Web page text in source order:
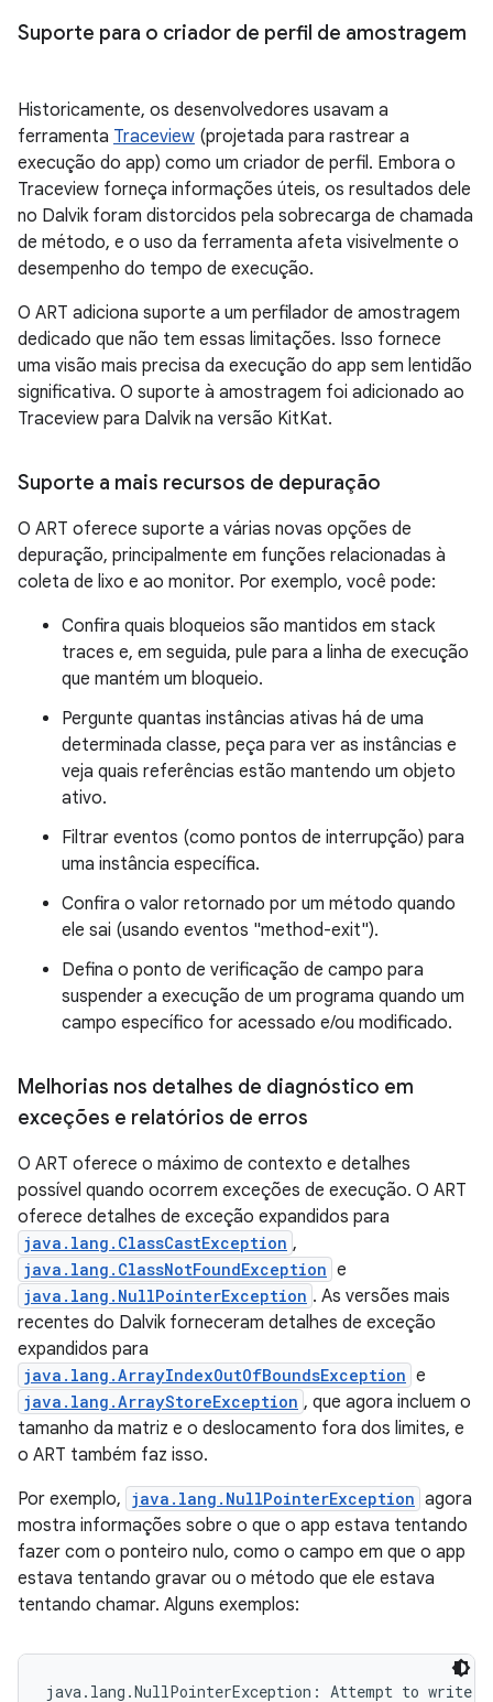
Suporte para o criador de perfil de amostragem
Historicamente, os desenvolvedores usavam a
ferramenta Traceview (projetada para rastrear a
execução do app) como um criador de perfil. Embora o
Traceview forneça informações úteis, os resultados dele
no Dalvik foram distorcidos pela sobrecarga de chamada
de método, e o uso da ferramenta afeta visivelmente o
desempenho do tempo de execução.
O ART adiciona suporte a um perfilador de amostragem
dedicado que não tem essas limitações. Isso fornece
uma visão mais precisa da execução do app sem lentidão
significativa. O suporte à amostragem foi adicionado ao
Traceview para Dalvik na versão KitKat.
Suporte a mais recursos de depuração
O ART oferece suporte a várias novas opções de
depuração, principalmente em funções relacionadas à
coleta de lixo e ao monitor. Por exemplo, você pode:
Confira quais bloqueios são mantidos em stack
traces e, em seguida, pule para a linha de execução
que mantém um bloqueio.
Pergunte quantas instâncias ativas há de uma
determinada classe, peça para ver as instâncias e
veja quais referências estão mantendo um objeto
ativo.
Filtrar eventos (como pontos de interrupção) para
uma instância específica.
Confira o valor retornado por um método quando
ele sai (usando eventos "method-exit").
Defina o ponto de verificação de campo para
suspender a execução de um programa quando um
campo específico for acessado e/ou modificado.
Melhorias nos detalhes de diagnóstico em
exceções e relatórios de erros
O ART oferece o máximo de contexto e detalhes
possível quando ocorrem exceções de execução. O ART
oferece detalhes de exceção expandidos para
java.lang.ClassCastException ,
java.lang.ClassNotFoundException e
java.lang.NullPointerException . As versões mais
recentes do Dalvik forneceram detalhes de exceção
expandidos para
java.lang.ArrayIndexOutOfBoundsException e
java.lang.ArrayStoreException , que agora incluem o
tamanho da matriz e o deslocamento fora dos limites, e
o ART também faz isso.
Por exemplo, java.lang.NullPointerException agora
mostra informações sobre o que o app estava tentando
fazer com o ponteiro nulo, como o campo em que o app
estava tentando gravar ou o método que ele estava
tentando chamar. Alguns exemplos:
java.lang.NullPointerException: Attempt to